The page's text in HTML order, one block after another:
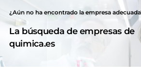
¿Aún no ha encontrado la empresa
La búsqueda de empresas de
quimica.es